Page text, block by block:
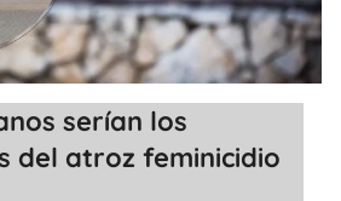
serían los
del atroz feminicidio